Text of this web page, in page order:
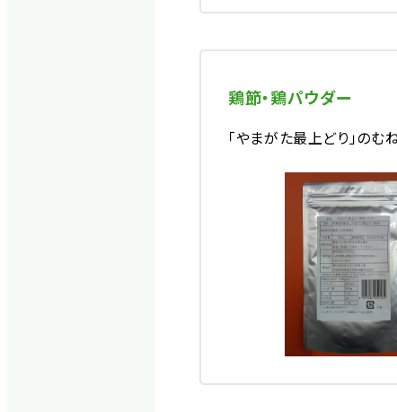
鶏節・鶏パウダー
「やまがた最上どり」のむ